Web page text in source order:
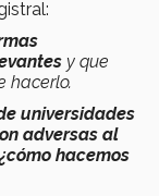
y que
hacerlo.
universidades
adversas al
¿cómo hacemos